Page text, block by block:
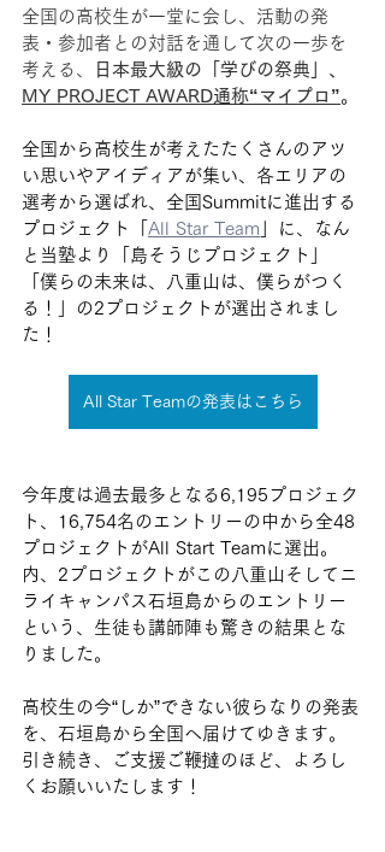
全国の高校生が一堂に会し、活動の発
表・参加者との対話を通して次の一歩を
考える、
日本最大級の「学びの祭典」、
MY PROJECT AWARD通称“マイプロ”。
全国から高校生が考えたたくさんのアツ
い思いやアイディアが集い、各エリアの
選考から選ばれ、全国Summitに進出する
プロジェクト「 All Star Team 」に、なん
と当塾より「島そうじプロジェクト」
「僕らの未来は、八重山は、僕らがつく
る！」の2プロジェクトが選出されまし
た！
All Star Teamの発表はこちら
今年度は過去最多となる6,195プロジェク
ト、16,754名のエントリーの中から全48
プロジェクトがAll Start Teamに選出。
内、2プロジェクトがこの八重山そしてニ
ライキャンパス石垣島からのエントリー
という、生徒も講師陣も驚きの結果とな
りました。
高校生の今“しか”できない彼らなりの発表
を、石垣島から全国へ届けてゆきます。
引き続き、ご支援ご鞭撻のほど、よろし
くお願いいたします！